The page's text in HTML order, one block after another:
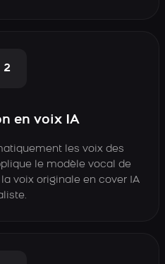
2
en voix IA
les voix des
le modèle vocal de
voix originale en cover IA